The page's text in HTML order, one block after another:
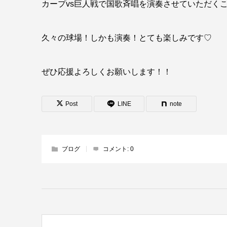
カープvs巨人戦で国歌斉唱を演奏させていただく
久々の球場！しかも演奏！とても楽しみです♡
ぜひ応援よろしくお願いします！！
Post LINE note
ブログ コメント: 0